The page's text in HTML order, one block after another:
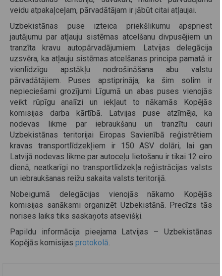
veidu atpakaļceļam, pārvadātājam ir jābūt citai atļaujai.
Uzbekistānas puse izteica priekšlikumu apspriest
jautājumu par atļauju sistēmas atcelšanu divpusējiem un
tranzīta kravu autopārvadājumiem. Latvijas delegācija
uzsvēra, ka atļauju sistēmas atcelšanas principa pamatā ir
vienlīdzīgu apstākļu nodrošināšana abu valstu
pārvadātājiem. Puses apstiprināja, ka šim solim ir
nepieciešami grozījumi Līgumā un abas puses vienojās
veikt rūpīgu analīzi un iekļaut to nākamās Kopējās
komisijas darba kārtībā. Latvijas puse atzīmēja, ka
nodevas likme par iebraukšanu un tranzītu cauri
Uzbekistānas teritorijai Eiropas Savienībā reģistrētiem
kravas transportlīdzekļiem ir 150 ASV dolāri, lai gan
Latvijā nodevas likme par autoceļu lietošanu ir tikai 12 eiro
dienā, neatkarīgi no transportlīdzekļa reģistrācijas valsts
un iebraukšanas reižu sakaita valsts teritorijā.
Nobeigumā delegācijas vienojās nākamo Kopējās
komisijas sanāksmi organizēt Uzbekistānā. Precīzs tās
norises laiks tiks saskaņots atsevišķi.
Papildu informācija pieejama Latvijas – Uzbekistānas
Kopējās komisijas protokolā.